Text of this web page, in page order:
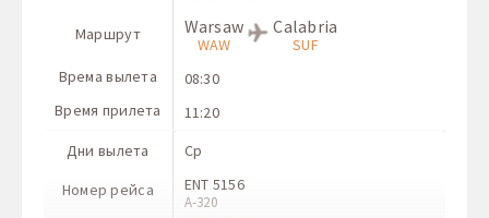
Маршрут
Врема вылета
Время прилета
Warsaw
WAW
Calabria
SUF
08:30
11:20
Дни вылета
Номер рейса
Ср
ENT 5156
A-320